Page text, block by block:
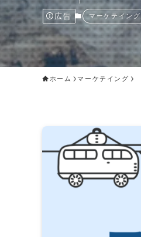
広告 マーケテイング
ホーム マーケテイング